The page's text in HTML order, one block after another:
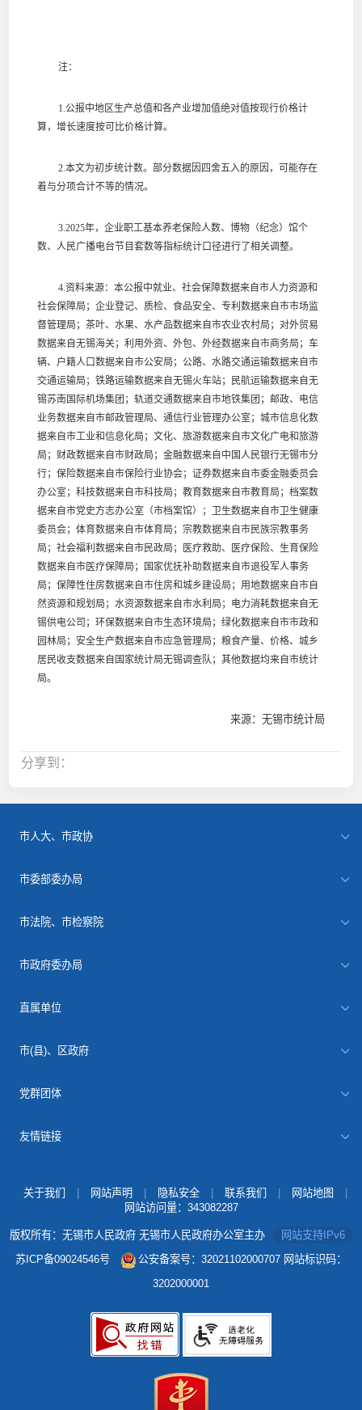
注：
1.公报中地区生产总值和各产业增加值绝对值按现行价格计
算，增长速度按可比价格计算。
2.本文为初步统计数。部分数据因四舍五入的原因，可能存在
着与分项合计不等的情况。
3.2025年，企业职工基本养老保险人数、博物（纪念）馆个
数、人民广播电台节目套数等指标统计口径进行了相关调整。
4.资料来源：本公报中就业、社会保障数据来自市人力资源和
社会保障局；企业登记、质检、食品安全、专利数据来自市市场监
督管理局；茶叶、水果、水产品数据来自市农业农村局；对外贸易
数据来自无锡海关；利用外资、外包、外经数据来自市商务局；车
辆、户籍人口数据来自市公安局；公路、水路交通运输数据来自市
交通运输局；铁路运输数据来自无锡火车站；民航运输数据来自无
锡苏南国际机场集团；轨道交通数据来自市地铁集团；邮政、电信
业务数据来自市邮政管理局、通信行业管理办公室；城市信息化数
据来自市工业和信息化局；文化、旅游数据来自市文化广电和旅游
局；财政数据来自市财政局；金融数据来自中国人民银行无锡市分
行；保险数据来自市保险行业协会；证券数据来自市委金融委员会
办公室；科技数据来自市科技局；教育数据来自市教育局；档案数
据来自市党史方志办公室（市档案馆）；卫生数据来自市卫生健康
委员会；体育数据来自市体育局；宗教数据来自市民族宗教事务
局；社会福利数据来自市民政局；医疗救助、医疗保险、生育保险
数据来自市医疗保障局；国家优抚补助数据来自市退役军人事务
局；保障性住房数据来自市住房和城乡建设局；用地数据来自市自
然资源和规划局；水资源数据来自市水利局；电力消耗数据来自无
锡供电公司；环保数据来自市生态环境局；绿化数据来自市市政和
园林局；安全生产数据来自市应急管理局；粮食产量、价格、城乡
居民收支数据来自国家统计局无锡调查队；其他数据均来自市统计
局。
来源：无锡市统计局
分享到：
市人大、市政协
市委部委办局
市法院、市检察院
市政府委办局
直属单位
市(县)、区政府
党群团体
友情链接
关于我们 网站声明 隐私安全 联系我们 网站地图
网站访问量： 343082287
版权所有：无锡市人民政府 无锡市人民政府办公室主办
网站支持IPv6
苏ICP备09024546号
公安备案号：32021102000707 网站标识码：
3202000001